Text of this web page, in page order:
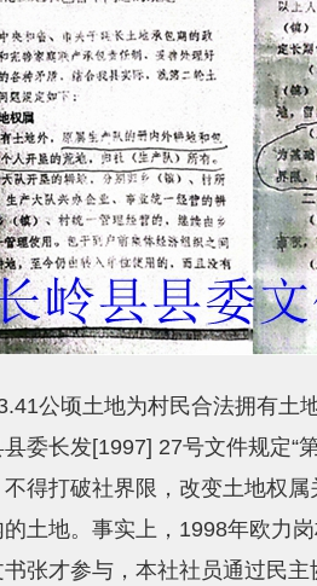
公顷土地为村民合法拥有土
委长发[1997] 27号文件规定“
得打破社界限，改变土地权
土地。事实上，1998年欧力
张才参与，本社社员通过民